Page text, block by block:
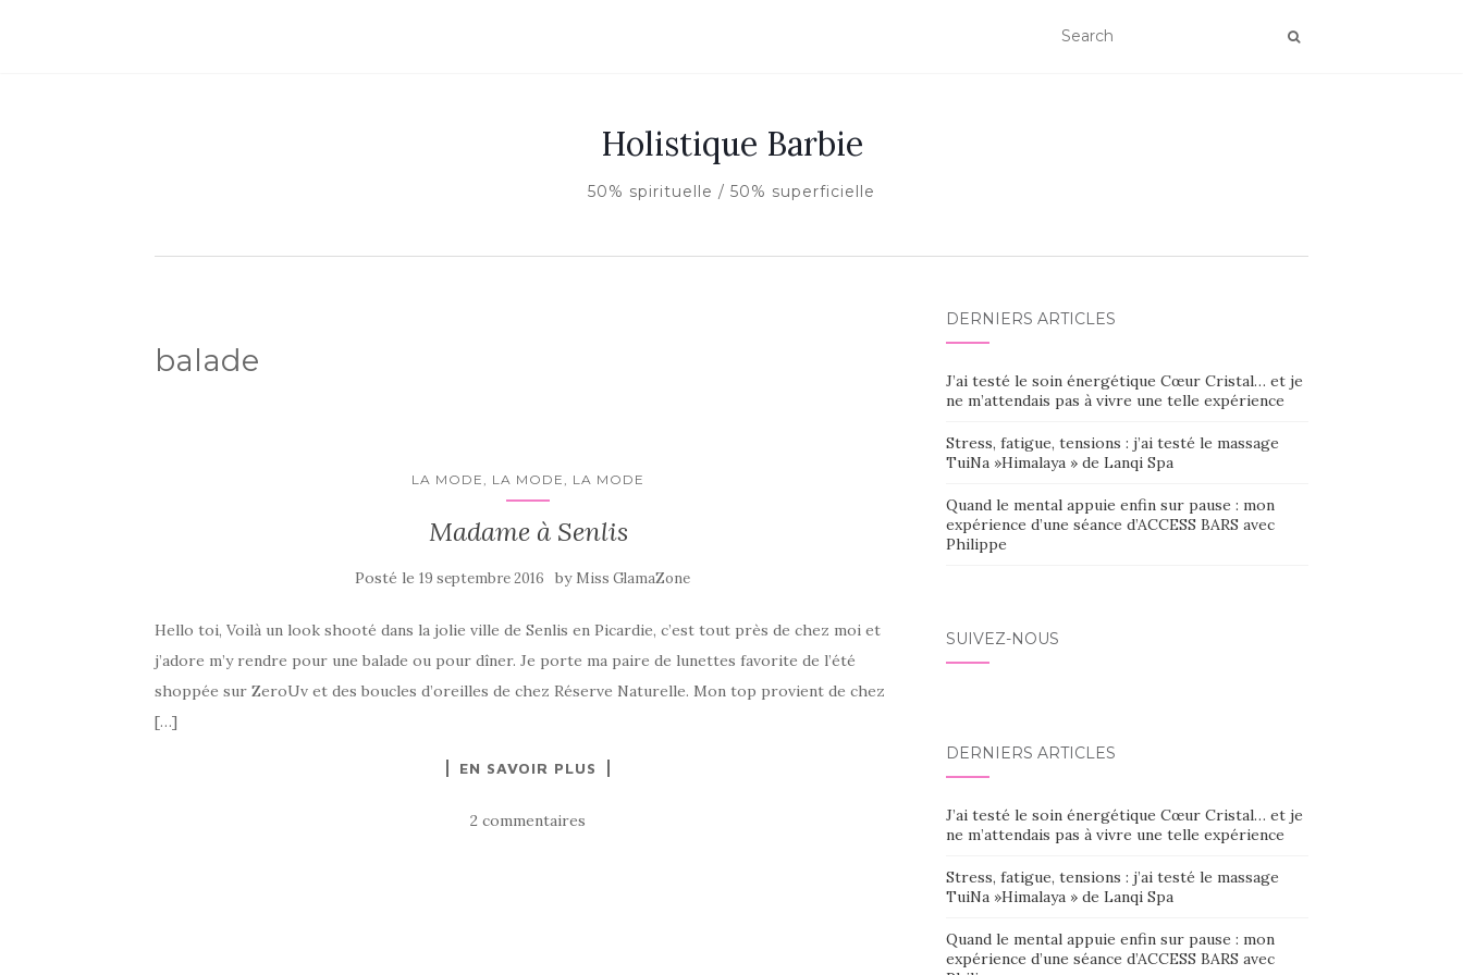
Holistique Barbie
50% spirituelle / 50% superficielle
balade
LA MODE, LA MODE, LA MODE
Madame à Senlis
Posté le19 septembre 2016 by Miss GlamaZone
Hello toi, Voilà un look shooté dans la jolie ville de Senlis en Picardie, c’est tout près de chez moi et
j’adore m’y rendre pour une balade ou pour dîner. Je porte ma paire de lunettes favorite de l’été
shoppée sur ZeroUv et des boucles d’oreilles de chez Réserve Naturelle. Mon top provient de chez
[…]
EN SAVOIR PLUS
2 commentaires
DERNIERS ARTICLES
J’ai testé le soin énergétique Cœur Cristal… et je
ne m’attendais pas à vivre une telle expérience
Stress, fatigue, tensions : j’ai testé le massage
TuiNa »Himalaya » de Lanqi Spa
Quand le mental appuie enfin sur pause : mon
expérience d’une séance d’ACCESS BARS avec
Philippe
SUIVEZ-NOUS
DERNIERS ARTICLES
J’ai testé le soin énergétique Cœur Cristal… et je
ne m’attendais pas à vivre une telle expérience
Stress, fatigue, tensions : j’ai testé le massage
TuiNa »Himalaya » de Lanqi Spa
Quand le mental appuie enfin sur pause : mon
expérience d’une séance d’ACCESS BARS avec